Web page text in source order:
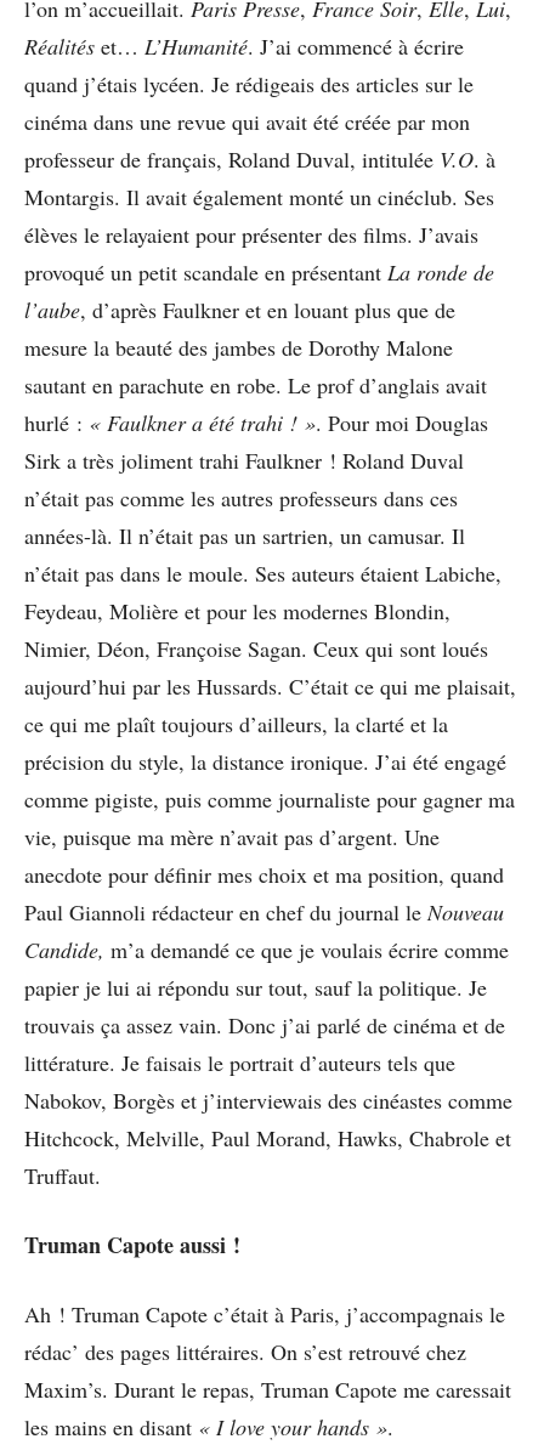
l’on m’accueillait. Paris Presse, France Soir, Elle, Lui,
Réalités et… L’Humanité. J’ai commencé à écrire
quand j’étais lycéen. Je rédigeais des articles sur le
cinéma dans une revue qui avait été créée par mon
professeur de français, Roland Duval, intitulée V.O. à
Montargis. Il avait également monté un cinéclub. Ses
élèves le relayaient pour présenter des films. J’avais
provoqué un petit scandale en présentant La ronde de
l’aube, d’après Faulkner et en louant plus que de
mesure la beauté des jambes de Dorothy Malone
sautant en parachute en robe. Le prof d’anglais avait
hurlé : « Faulkner a été trahi ! ». Pour moi Douglas
Sirk a très joliment trahi Faulkner ! Roland Duval
n’était pas comme les autres professeurs dans ces
années-là. Il n’était pas un sartrien, un camusar. Il
n’était pas dans le moule. Ses auteurs étaient Labiche,
Feydeau, Molière et pour les modernes Blondin,
Nimier, Déon, Françoise Sagan. Ceux qui sont loués
aujourd’hui par les Hussards. C’était ce qui me plaisait,
ce qui me plaît toujours d’ailleurs, la clarté et la
précision du style, la distance ironique. J’ai été engagé
comme pigiste, puis comme journaliste pour gagner ma
vie, puisque ma mère n’avait pas d’argent. Une
anecdote pour définir mes choix et ma position, quand
Paul Giannoli rédacteur en chef du journal le Nouveau
Candide, m’a demandé ce que je voulais écrire comme
papier je lui ai répondu sur tout, sauf la politique. Je
trouvais ça assez vain. Donc j’ai parlé de cinéma et de
littérature. Je faisais le portrait d’auteurs tels que
Nabokov, Borgès et j’interviewais des cinéastes comme
Hitchcock, Melville, Paul Morand, Hawks, Chabrole et
Truffaut.
Truman Capote aussi !
Ah ! Truman Capote c’était à Paris, j’accompagnais le
rédac’ des pages littéraires. On s’est retrouvé chez
Maxim’s. Durant le repas, Truman Capote me caressait
les mains en disant « I love your hands ».